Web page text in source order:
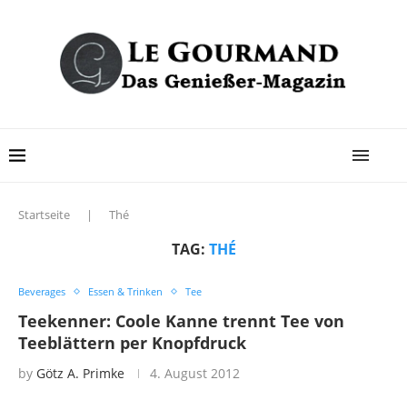
Startseite | Thé
TAG: THÉ
Beverages Essen & Trinken Tee
Teekenner: Coole Kanne trennt Tee von
Teeblättern per Knopfdruck
by Götz A. Primke 4. August 2012